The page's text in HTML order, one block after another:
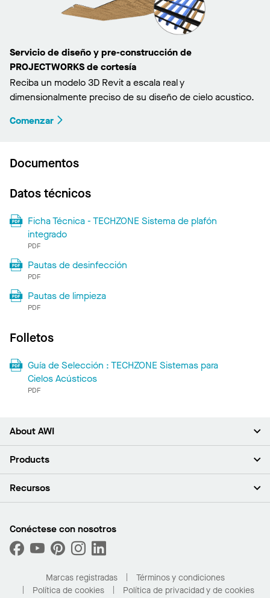
Servicio de diseño y pre-construcción de
PROJECTWORKS de cortesía
Reciba un modelo 3D Revit a escala real y
dimensionalmente preciso de su diseño de cielo acustico.
Comenzar
Documentos
Datos técnicos
Ficha Técnica - TECHZONE Sistema de plafón
integrado
PDF
Pautas de desinfección
PDF
Pautas de limpieza
PDF
Folletos
Guía de Selección : TECHZONE Sistemas para
Cielos Acústicos
PDF
About AWI
Acerca de nosotros
Sala de prensa
¿Cuáles son mis opciones de compra?
Products
Plafones
Capacidades personalizadas
Desempeño
Recursos
Buscar un distribuidor
Solicitar muestras
Compre en línea con Kanopi
Para el hogar
Conéctese con nosotros
Marcas registradas
Términos y condiciones
Política de cookies
Política de privacidad y de cookies